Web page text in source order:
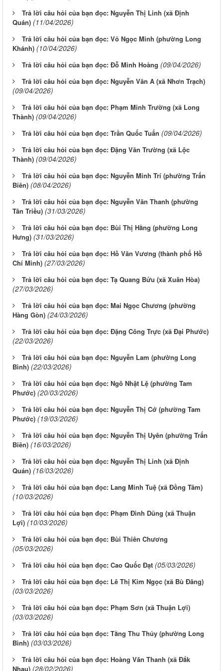
Trả lời câu hỏi của bạn đọc: Nguyễn Thị Linh (xã Định
Quán) (11/04/2026)
Trả lời câu hỏi của bạn đọc: Võ Ngọc Minh (phường Long
Khánh) (10/04/2026)
Trả lời câu hỏi của bạn đọc: Đỗ Minh Hoàng (09/04/2026)
Trả lời câu hỏi của bạn đọc: Nguyễn Văn A (xã Nhơn Trạch)
(09/04/2026)
Trả lời câu hỏi của bạn đọc: Phạm Minh Trường (xã Long
Thành) (09/04/2026)
Trả lời câu hỏi của bạn đọc: Trần Quốc Tuấn (09/04/2026)
Trả lời câu hỏi của bạn đọc: Đặng Văn Trường (xã Lộc
Thành) (09/04/2026)
Trả lời câu hỏi của bạn đọc: Nguyễn Minh Trí (phường Trấn
Biên) (08/04/2026)
Trả lời câu hỏi của bạn đọc: Nguyễn Văn Thanh (phường
Tân Triều) (31/03/2026)
Trả lời câu hỏi của bạn đọc: Bùi Thị Hằng (phường Long
Hưng) (31/03/2026)
Trả lời câu hỏi của bạn đọc: Hồ Văn Vương (thành phố Hồ
Chí Minh) (27/03/2026)
Trả lời câu hỏi của bạn đọc: Tạ Quang Bửu (xã Xuân Hòa)
(27/03/2026)
Trả lời câu hỏi của bạn đọc: Mai Ngọc Chương (phường
Hàng Gòn) (24/03/2026)
Trả lời câu hỏi của bạn đọc: Đặng Công Trực (xã Đại Phước)
(22/03/2026)
Trả lời câu hỏi của bạn đọc: Nguyễn Lam (phường Long
Bình) (22/03/2026)
Trả lời câu hỏi của bạn đọc: Ngô Nhật Lệ (phường Tam
Phước) (20/03/2026)
Trả lời câu hỏi của bạn đọc: Nguyễn Thị Cớ (phường Tam
Phước) (19/03/2026)
Trả lời câu hỏi của bạn đọc: Nguyễn Thị Uyên (phường Trấn
Biên) (16/03/2026)
Trả lời câu hỏi của bạn đọc: Nguyễn Thị Linh (xã Định
Quán) (16/03/2026)
Trả lời câu hỏi của bạn đọc: Lang Minh Tuệ (xã Đồng Tâm)
(10/03/2026)
Trả lời câu hỏi của bạn đọc: Phạm Đình Dũng (xã Thuận
Lợi) (10/03/2026)
Trả lời câu hỏi của bạn đọc: Bùi Thiên Chương
(05/03/2026)
Trả lời câu hỏi của bạn đọc: Cao Quốc Đạt (05/03/2026)
Trả lời câu hỏi của bạn đọc: Lê Thị Kim Ngọc (xã Bù Đăng)
(03/03/2026)
Trả lời câu hỏi của bạn đọc: Phạm Sơn (xã Thuận Lợi)
(03/03/2026)
Trả lời câu hỏi của bạn đọc: Tằng Thu Thủy (phường Long
Bình) (03/03/2026)
Trả lời câu hỏi của bạn đọc: Hoàng Văn Thanh (xã Đắk
Nhau) (28/02/2026)